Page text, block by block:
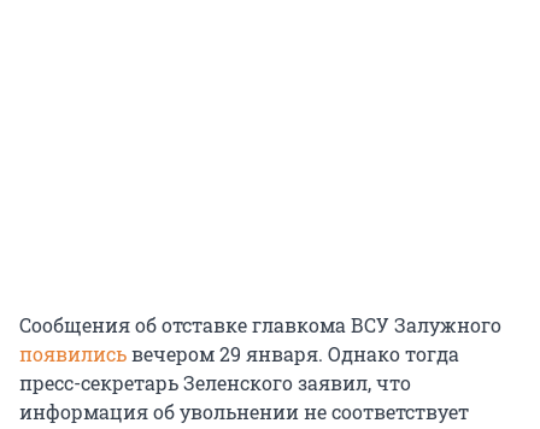
Сообщения об отставке главкома ВСУ Залужного
появилисьвечером 29 января. Однако тогда
пресс-секретарь Зеленского заявил, что
информация об увольнении не соответствует